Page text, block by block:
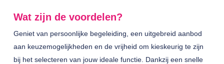
Wat zijn de voordelen?
Geniet van persoonlijke begeleiding, een uitgebreid aanbod
aan keuzemogelijkheden en de vrijheid om kieskeurig te zijn
bij het selecteren van jouw ideale functie. Dankzij een snelle